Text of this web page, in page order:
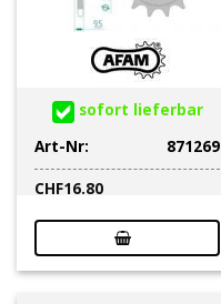
sofort lieferbar
Art-Nr:
871269
CHF16.80